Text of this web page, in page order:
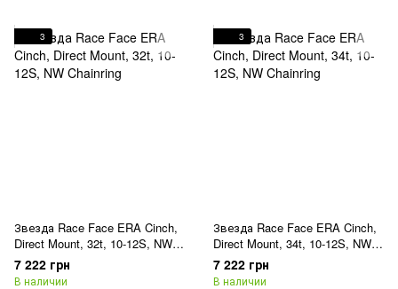
3
Звезда Race Face ERA Cinch,
Direct Mount, 32t, 10-12S, NW
Chainring
7 222 грн
В наличии
3
Звезда Race Face ERA Cinch,
Direct Mount, 34t, 10-12S, NW
Chainring
7 222 грн
В наличии